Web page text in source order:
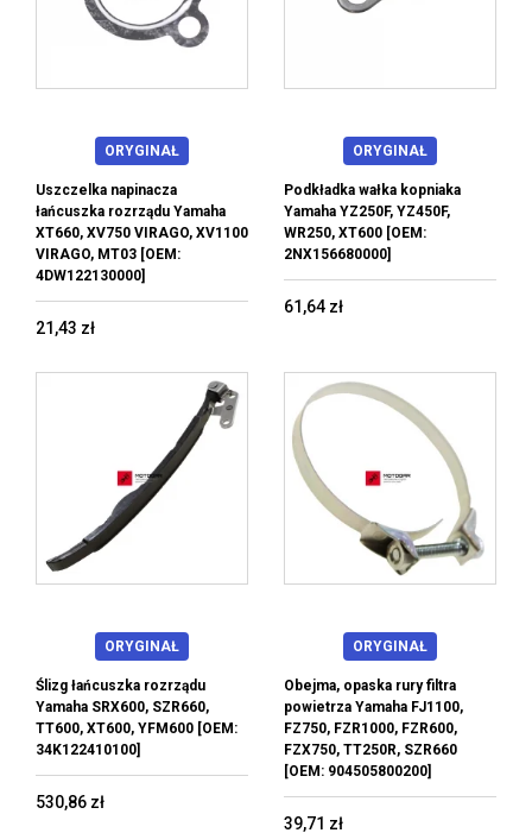
ORYGINAŁ
Uszczelka napinacza
łańcuszka rozrządu Yamaha
XT660, XV750 VIRAGO, XV1100
VIRAGO, MT03 [OEM:
4DW122130000]
21,43 zł
ORYGINAŁ
Podkładka wałka kopniaka
Yamaha YZ250F, YZ450F,
WR250, XT600 [OEM:
2NX156680000]
61,64 zł
ORYGINAŁ
Ślizg łańcuszka rozrządu
Yamaha SRX600, SZR660,
TT600, XT600, YFM600 [OEM:
34K122410100]
530,86 zł
ORYGINAŁ
Obejma, opaska rury filtra
powietrza Yamaha FJ1100,
FZ750, FZR1000, FZR600,
FZX750, TT250R, SZR660
[OEM: 904505800200]
39,71 zł